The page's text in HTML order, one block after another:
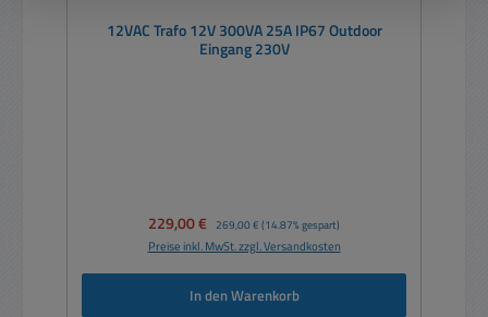
12VAC Trafo 12V 300VA 25A IP67 Outdoor
Eingang 230V
Verkaufspreis:
229,00 € Regulärer Preis:
269,00 € (14.87% gespart)
Preise inkl. MwSt. zzgl. Versandkosten
In den Warenkorb